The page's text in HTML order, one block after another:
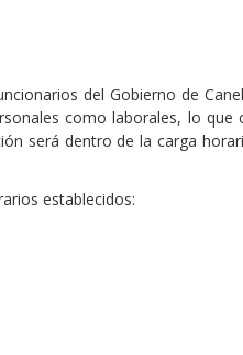
del Gobierno de
como laborales, lo que
será dentro de la carga
establecidos: